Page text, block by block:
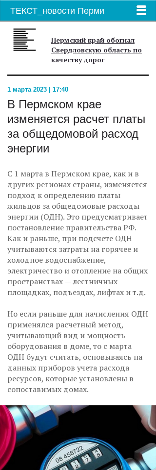
ТЕКСТ_новости Перми
Пермский край обогнал
Свердловскую область по
качеству дорог
1 марта 2023 | 17:40
В Пермском крае
изменяется расчет платы
за общедомовой расход
энергии
С 1 марта в Пермском крае, как и в
других регионах страны, изменяется
подход к определению платы
жильцов за общедомовые расходы
энергии (ОДН). Это предусматривает
постановление правительства РФ.
Как и раньше, при подсчете ОДН
учитываются затраты на горячее и
холодное водоснабжение,
электричество и отопление на общих
пространствах — лестничных
площадках, подъездах, лифтах и т.д.
Но если раньше для начисления ОДН
применялся расчетный метод,
учитывающий вид и мощность
оборудования в доме, то с марта
ОДН будут считать, основываясь на
данных приборов учета расхода
ресурсов, которые установлены в
сопоставимых домах.